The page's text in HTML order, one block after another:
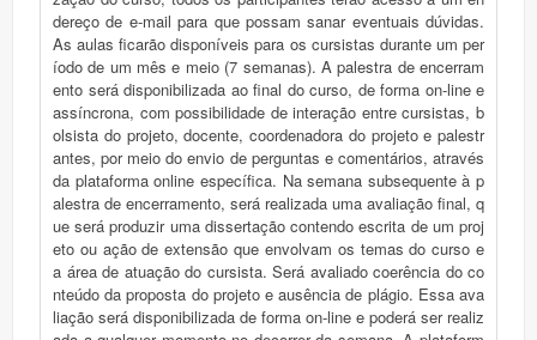
dereço de e-mail para que possam sanar eventuais dúvidas.
As aulas ficarão disponíveis para os cursistas durante um per
íodo de um mês e meio (7 semanas). A palestra de encerram
ento será disponibilizada ao final do curso, de forma on-line e
assíncrona, com possibilidade de interação entre cursistas, b
olsista do projeto, docente, coordenadora do projeto e palestr
antes, por meio do envio de perguntas e comentários, através
da plataforma online específica. Na semana subsequente à p
alestra de encerramento, será realizada uma avaliação final, q
ue será produzir uma dissertação contendo escrita de um proj
eto ou ação de extensão que envolvam os temas do curso e
a área de atuação do cursista. Será avaliado coerência do co
nteúdo da proposta do projeto e ausência de plágio. Essa ava
liação será disponibilizada de forma on-line e poderá ser realiz